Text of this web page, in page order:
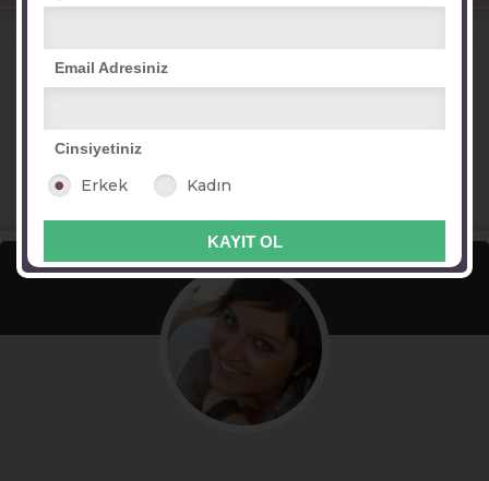
Gül-i zar tugçeball
Email Adresiniz
Cinsiyetiniz
Erkek Kadın